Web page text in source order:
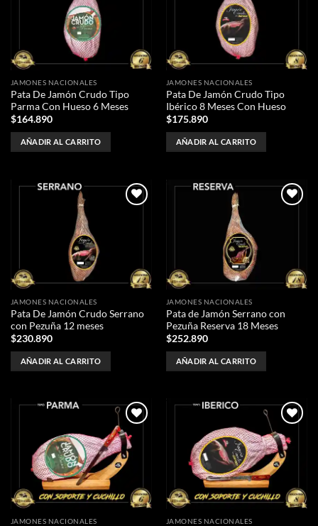
JAMONES NACIONALES
Pata De Jamón Crudo Tipo
Parma Con Hueso 6 Meses
$164.890
AÑADIR AL CARRITO
JAMONES NACIONALES
Pata De Jamón Crudo Tipo
Ibérico 8 Meses Con Hueso
$175.890
AÑADIR AL CARRITO
JAMONES NACIONALES
Pata De Jamón Crudo Serrano
con Pezuña 12 meses
$230.890
AÑADIR AL CARRITO
JAMONES NACIONALES
Pata de Jamón Serrano con
Pezuña Reserva 18 Meses
$252.890
AÑADIR AL CARRITO
Añadir
a la
lista de
deseos
JAMONES NACIONALES
Añadir
a la
lista de
deseos
JAMONES NACIONALES